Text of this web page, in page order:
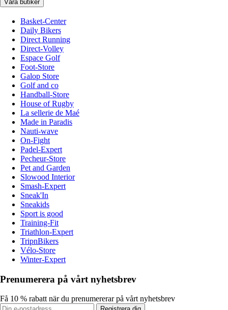
Våra butiker
Basket-Center
Daily Bikers
Direct Running
Direct-Volley
Espace Golf
Foot-Store
Galop Store
Golf and co
Handball-Store
House of Rugby
La sellerie de Maé
Made in Paradis
Nauti-wave
On-Fight
Padel-Expert
Pecheur-Store
Pet and Garden
Slowood Interior
Smash-Expert
Sneak'In
Sneakids
Sport is good
Training-Fit
Triathlon-Expert
TripnBikers
Vélo-Store
Winter-Expert
Prenumerera på vårt nyhetsbrev
Få 10 % rabatt när du prenumererar på vårt nyhetsbrev